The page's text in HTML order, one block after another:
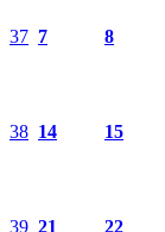
37 7 8
38 14 15
39 21 22